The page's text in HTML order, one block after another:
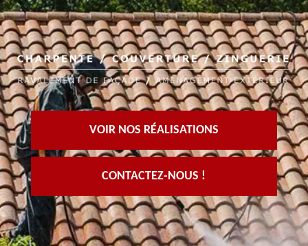
VOIR NOS RÉALISATIONS
CONTACTEZ-NOUS !